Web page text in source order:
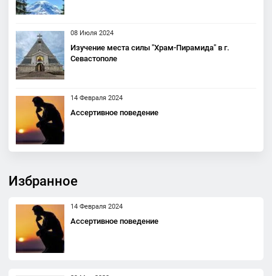
08 Июля 2024
Изучение места силы "Храм-Пирамида" в г.
Севастополе
14 Февраля 2024
Ассертивное поведение
Избранное
14 Февраля 2024
Ассертивное поведение